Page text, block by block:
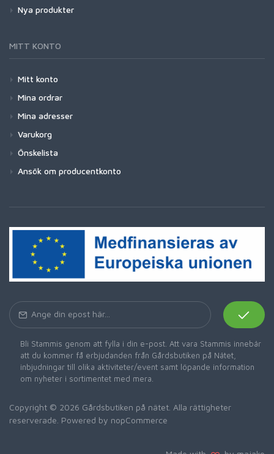
Nya produkter
MITT KONTO
Mitt konto
Mina ordrar
Mina adresser
Varukorg
Önskelista
Ansök om producentkonto
Bli Stammis genom att fylla i din e-post. Att vara Stammis innebär
att du kommer få erbjudanden från Gårdsbutiken på Nätet,
inbjudningar till olika aktiviteter/event samt löpande information
om nyheter i sortimentet med mera.
Copyright © 2026 Gårdsbutiken på nätet. Alla rättigheter
reserverade. Powered by nopCommerce